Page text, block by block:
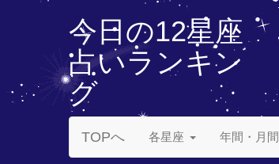
今日の12星座
占いランキン
グ
TOPへ 各星座 年間・月間